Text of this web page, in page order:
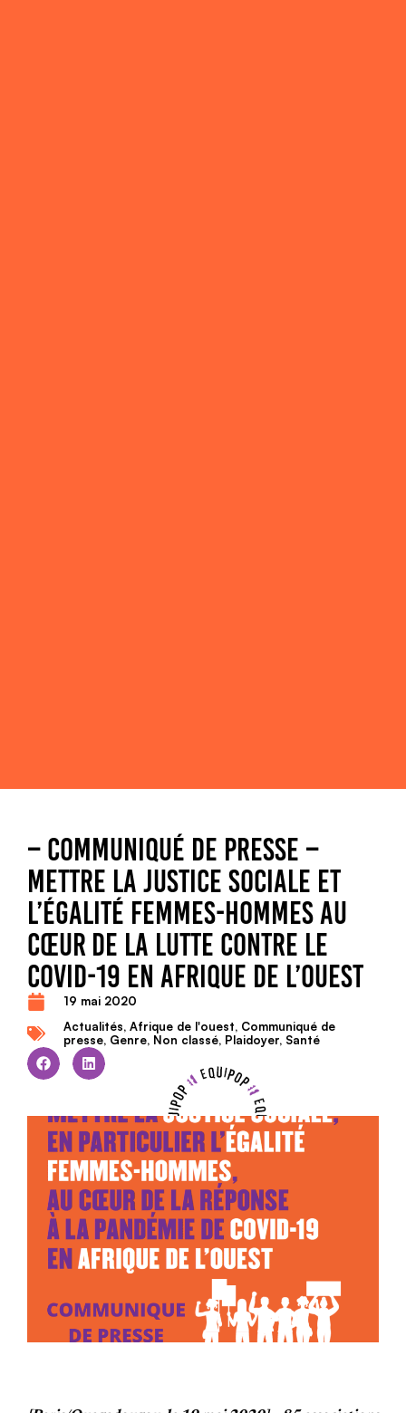
– COMMUNIQUÉ DE PRESSE –
METTRE LA JUSTICE SOCIALE ET
L’ÉGALITÉ FEMMES-HOMMES AU
CŒUR DE LA LUTTE CONTRE LE
COVID-19 EN AFRIQUE DE L’OUEST
19 mai 2020
Actualités, Afrique de l'ouest, Communiqué de
presse, Genre, Non classé, Plaidoyer, Santé